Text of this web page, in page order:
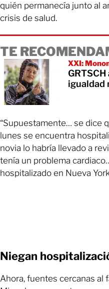
quién permanecía junto al
crisis de salud.
TE
XXI:
igualdad
“Supuestamente… se dice
lunes se encuentra
novia lo habría llevado a
tenía un problema
hospitalizado en Nueva
Niegan
Ahora, fuentes cercanas al